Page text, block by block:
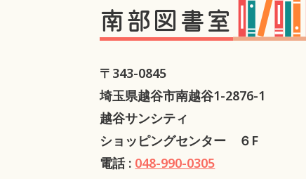
南部図書室
〒343-0845
埼玉県越谷市南越谷1-2876-1
越谷サンシティ
ショッピングセンター ６F
電話 : 048-990-0305